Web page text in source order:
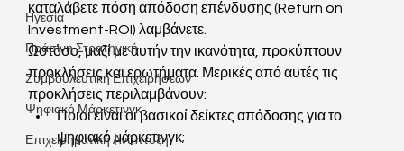
Ηγεσία
Πράσινη Στρατηγική
Συμβουλευτική Επιχειρήσεων
Ψηφιακό Μάρκετινγκ
Επιχειρηματική Ανάπτυξη
καταλάβετε πόση απόδοση επένδυσης (Return on
Investment-ROI) λαμβάνετε.
Ωστόσο, μαζί με αυτήν την ικανότητα, προκύπτουν
προκλήσεις και ερωτήματα. Μερικές από αυτές τις
προκλήσεις περιλαμβάνουν:
Ποιοι είναι οι βασικοί δείκτες απόδοσης για το
ψηφιακό μάρκετινγκ;